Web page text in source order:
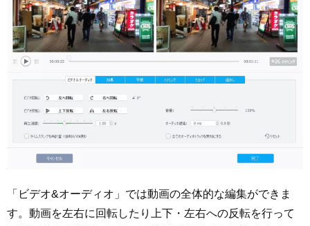
「ビデオ&オーディオ」では動画の全体的な編集ができま
す。動画を左右に回転したり上下・左右への反転を行って